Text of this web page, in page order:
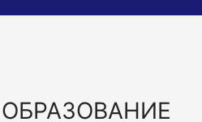
ОБРАЗОВАНИЕ